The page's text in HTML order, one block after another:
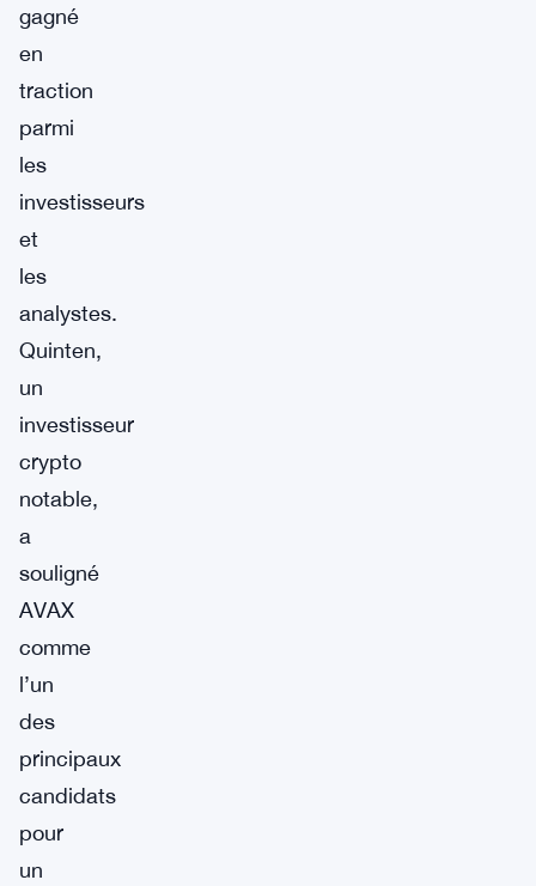
gagné
en
traction
parmi
les
investisseurs
et
les
analystes.
Quinten,
un
investisseur
crypto
notable,
a
souligné
AVAX
comme
l’un
des
principaux
candidats
pour
un